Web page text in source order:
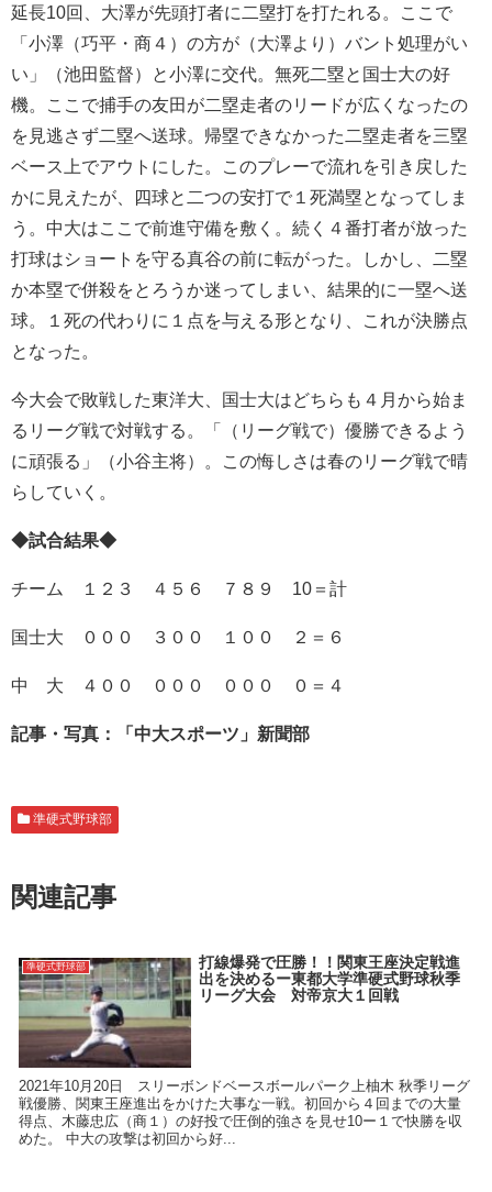
延長10回、大澤が先頭打者に二塁打を打たれる。ここで
「小澤（巧平・商４）の方が（大澤より）バント処理がい
い」（池田監督）と小澤に交代。無死二塁と国士大の好
機。ここで捕手の友田が二塁走者のリードが広くなったの
を見逃さず二塁へ送球。帰塁できなかった二塁走者を三塁
ベース上でアウトにした。このプレーで流れを引き戻した
かに見えたが、四球と二つの安打で１死満塁となってしま
う。中大はここで前進守備を敷く。続く４番打者が放った
打球はショートを守る真谷の前に転がった。しかし、二塁
か本塁で併殺をとろうか迷ってしまい、結果的に一塁へ送
球。１死の代わりに１点を与える形となり、これが決勝点
となった。
今大会で敗戦した東洋大、国士大はどちらも４月から始ま
るリーグ戦で対戦する。「（リーグ戦で）優勝できるよう
に頑張る」（小谷主将）。この悔しさは春のリーグ戦で晴
らしていく。
◆試合結果◆
チーム １２３ ４５６ ７８９ 10＝計
国士大 ０００ ３００ １００ ２＝６
中 大 ４００ ０００ ０００ ０＝４
記事・写真：「中大スポーツ」新聞部
準硬式野球部
関連記事
準硬式野球部
打線爆発で圧勝！！関東王座決定戦進
出を決めるー東都大学準硬式野球秋季
リーグ大会 対帝京大１回戦
2021年10月20日 スリーボンドベースボールパーク上柚木 秋季リーグ
戦優勝、関東王座進出をかけた大事な一戦。初回から４回までの大量
得点、木藤忠広（商１）の好投で圧倒的強さを見せ10ー１で快勝を収
めた。 中大の攻撃は初回から好...